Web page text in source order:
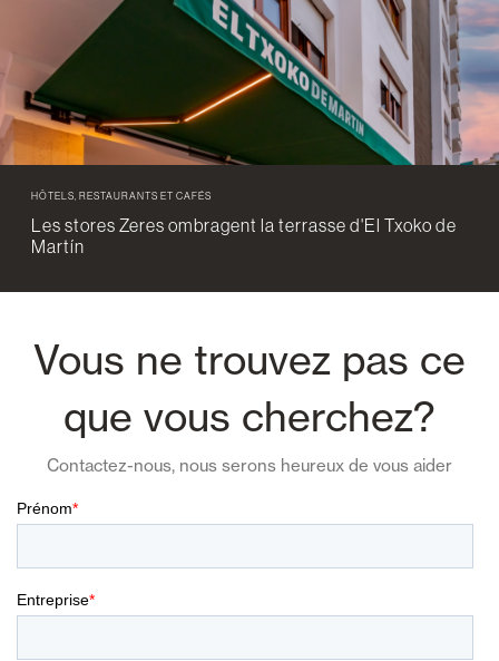
HÔTELS, RESTAURANTS ET CAFÉS
Les stores Zeres ombragent la terrasse d'El Txoko de
Martín
Vous ne trouvez pas ce
que vous cherchez?
Contactez-nous, nous serons heureux de vous aider